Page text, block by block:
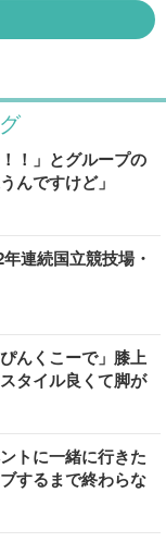
！」とグループの
んですけど」
連続国立競技場・
んくこーで」膝上
タイル良くて脚が
トに一緒に行きた
するまで終わらな